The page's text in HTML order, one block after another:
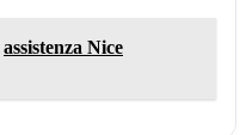
assistenza Nice